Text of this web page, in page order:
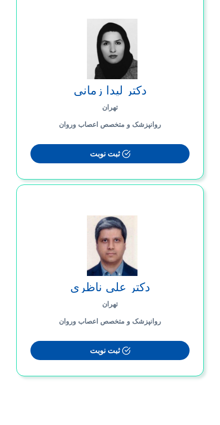
دکتر لیدا زمانی
تهران
روانپزشک و متخصص اعصاب وروان
ثبت نوبت
دکتر علی ناظری
تهران
روانپزشک و متخصص اعصاب وروان
ثبت نوبت